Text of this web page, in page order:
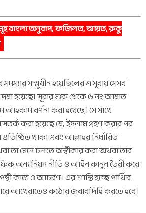
বাংলা অনুবাদ, ফজিলত, আয়ত, রুকু
সম্মুখীন হয়েছিলের এ সূরায় সেসব
দেয়া হয়েছে। সূরার শুরু থেকে ৬ নং আয়াত
আহকাম বর্ণনা করা হয়েছে। সে সাথে
করা হয়েছে যে, ইসলাম গ্রহণ করার পর
থাকা এবং আল্লাহর নির্ধারিত
তা মেনে চলতে অস্বীকার করা অথবা তার
অন্য নিয়ম নীতি ও আইন কানুন তৈরী করে
কাজ ও আচরণ। এর শাস্তি হচ্ছে পার্থিব
আখেরাতেও কঠোর জবাবদিহি করতে হবে।